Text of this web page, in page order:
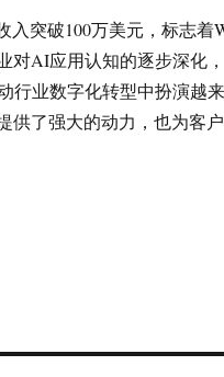
入突破100万美元，标志着
对AI应用认知的逐步深化
行业数字化转型中扮演越
供了强大的动力，也为客